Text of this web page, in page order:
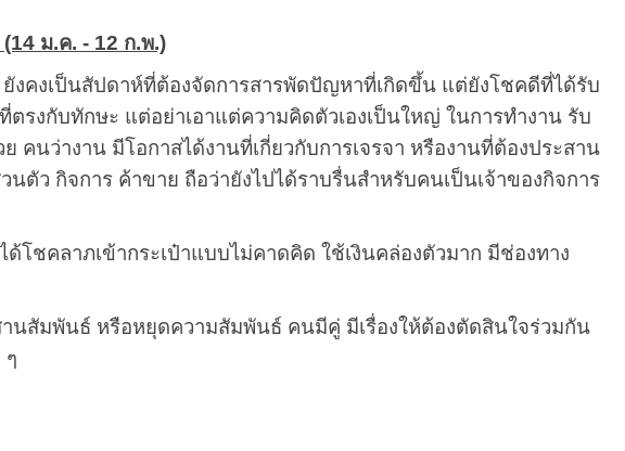
(14 ม.ค. - 12 ก.พ.)
งคงเป็นสัปดาห์ที่ต้องจัดการสารพัดปัญหาที่เกิดขึ้น แต่ยังโชคดีที่ได้รับ
รงกับทักษะ แต่อย่าเอาแต่ความคิดตัวเองเป็นใหญ่ ในการทำงาน รับ
คนว่างาน มีโอกาสได้งานที่เกี่ยวกับการเจรจา หรืองานที่ต้องประสาน
นตัว กิจการ ค้าขาย ถือว่ายังไปได้ราบรื่นสำหรับคนเป็นเจ้าของกิจการ
ชคลาภเข้ากระเป๋าแบบไม่คาดคิด ใช้เงินคล่องตัวมาก มีช่องทาง
สัมพันธ์ หรือหยุดความสัมพันธ์ คนมีคู่ มีเรื่องให้ต้องตัดสินใจร่วมกัน
ๆ